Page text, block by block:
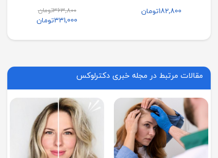
182,800تومان
363,800تومان
331,000تومان
مقالات مرتبط در مجله خبری دکترلوکس